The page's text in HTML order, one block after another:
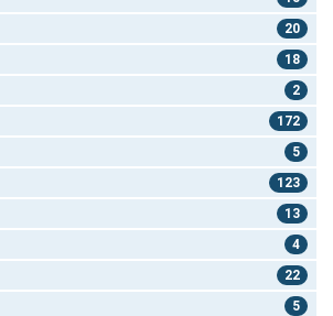
20
18
2
172
5
123
13
4
22
5